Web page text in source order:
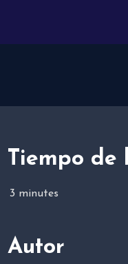
Tiempo de
3 minutes
Autor